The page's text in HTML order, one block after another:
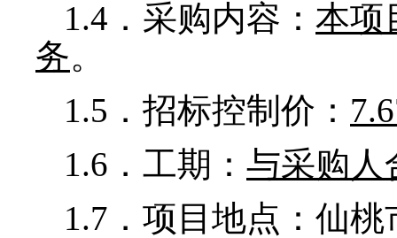
1.4 ．采购内容： 本项
务。
1.5 ．招标控制价：
1.6 ．工期： 与采购人
1.7 ．项目地点：仙桃